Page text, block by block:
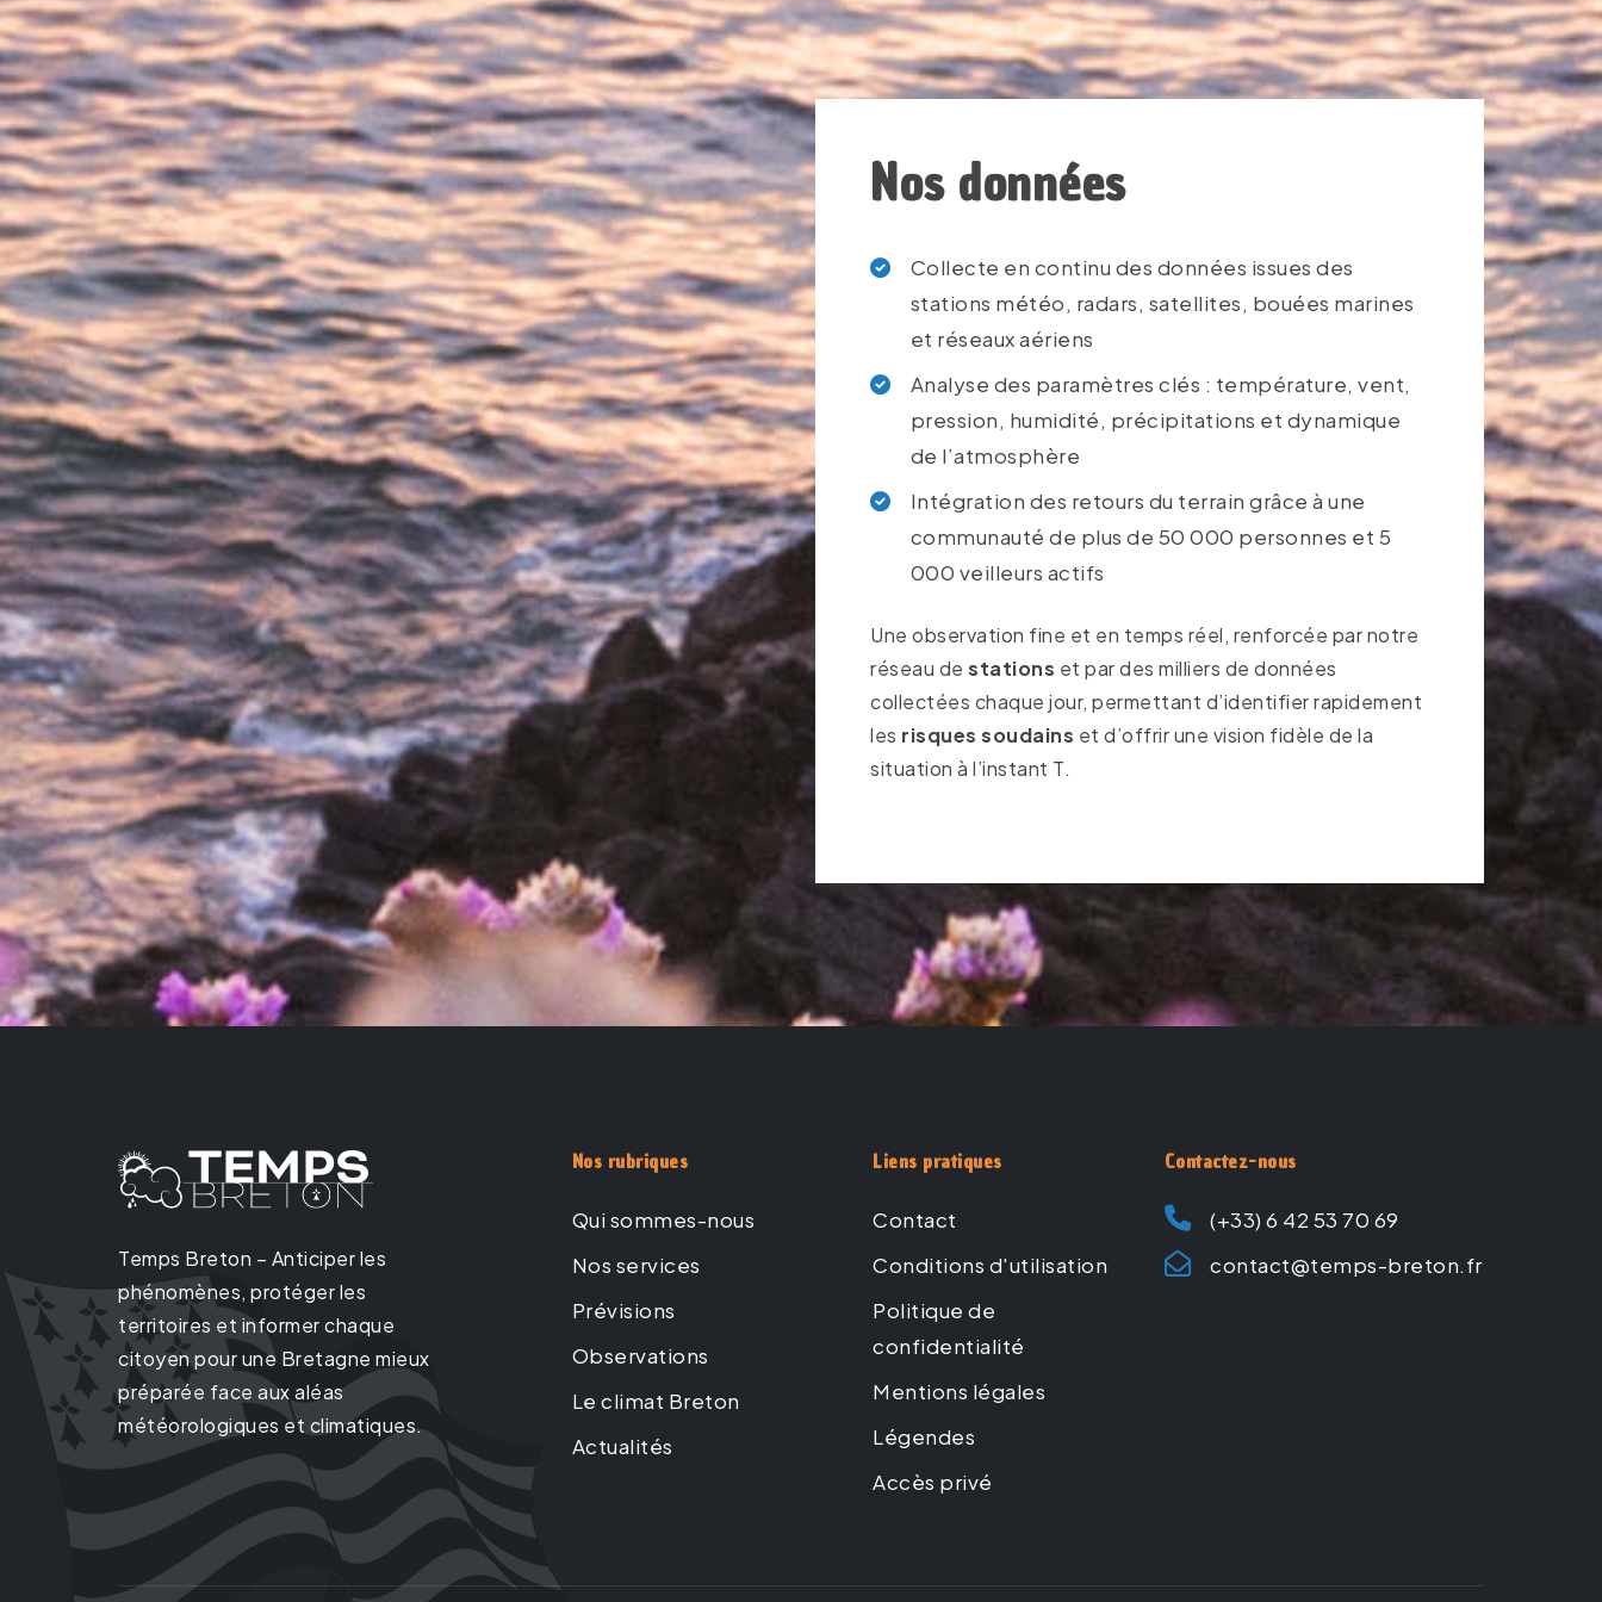
Nos données
Collecte en continu des données issues des
stations météo, radars, satellites, bouées marines
et réseaux aériens
Analyse des paramètres clés : température, vent,
pression, humidité, précipitations et dynamique
de l’atmosphère
Intégration des retours du terrain grâce à une
communauté de plus de 50 000 personnes et 5
000 veilleurs actifs
Une observation fine et en temps réel, renforcée par notre
réseau destations et par des milliers de données
collectées chaque jour, permettant d’identifier rapidement
les risques soudains et d’offrir une vision fidèle de la
situation à l’instant T.
Temps Breton – Anticiper les
phénomènes, protéger les
territoires et informer chaque
citoyen pour une Bretagne mieux
préparée face aux aléas
météorologiques et climatiques.
Nos rubriques
Qui sommes-nous
Nos services
Prévisions
Observations
Le climat Breton
Actualités
Liens pratiques
Contact
Conditions d'utilisation
Politique de
confidentialité
Mentions légales
Légendes
Accès privé
Contactez-nous
(+33) 6 42 53 70 69
contact@temps-breton.fr